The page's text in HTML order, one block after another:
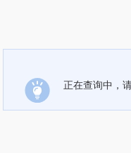
正在查询中，